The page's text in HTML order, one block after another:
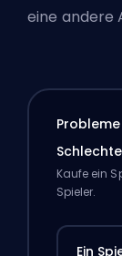
eine andere
Kaufe ein
Spieler.
Ein